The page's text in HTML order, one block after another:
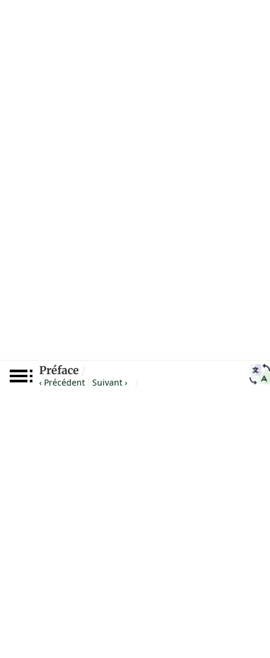
Préface /
‹ Précédent Suivant › /